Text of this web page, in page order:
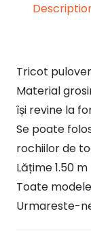
Tricot
Material
își revine la
Se poate
rochiilor de
Lățime 1.50 m
Toate
Urmareste-